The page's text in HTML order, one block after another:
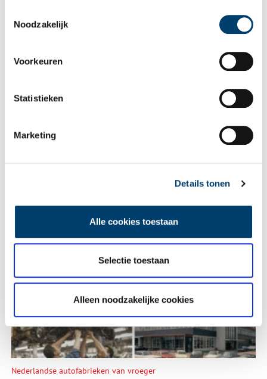
Noodzakelijk
Voorkeuren
Statistieken
Marketing
Details tonen
Alle cookies toestaan
Selectie toestaan
Alleen noodzakelijke cookies
Tien verdwenen pretparken
Nederlandse autofabrieken van vroeger